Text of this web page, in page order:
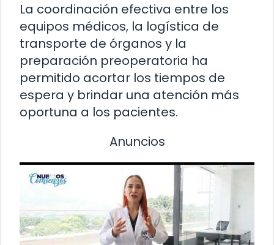
La coordinación efectiva entre los
equipos médicos, la logística de
transporte de órganos y la
preparación preoperatoria ha
permitido acortar los tiempos de
espera y brindar una atención más
oportuna a los pacientes.
Anuncios